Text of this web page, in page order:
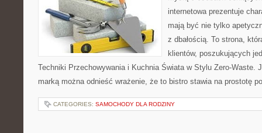
internetowa prezentuje
mają być nie tylko
z dbałością. To strona,
klientów, poszukujących
Techniki Przechowywania i Kuchnia Świata w Stylu Zero-Waste.
marką można odnieść wrażenie, że to bistro stawia na prostotę
CATEGORIES: SAMOCHODY DLA RODZINY